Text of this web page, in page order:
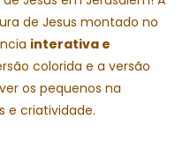
de Jesus montado no
interativa e
colorida e a versão
os pequenos na
e criatividade.